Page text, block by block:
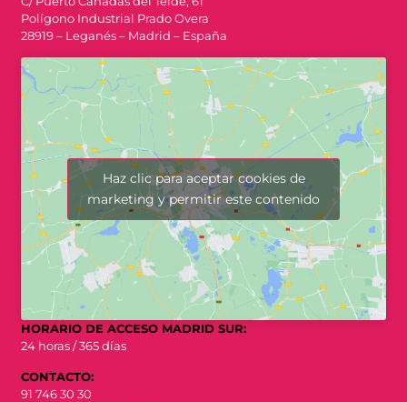
Polígono Industrial Prado Overa
28919 – Leganés – Madrid – España
Haz clic para aceptar cookies de
marketing y permitir este contenido
HORARIO DE ACCESO MADRID SUR:
24 horas / 365 días
CONTACTO:
91 746 30 30